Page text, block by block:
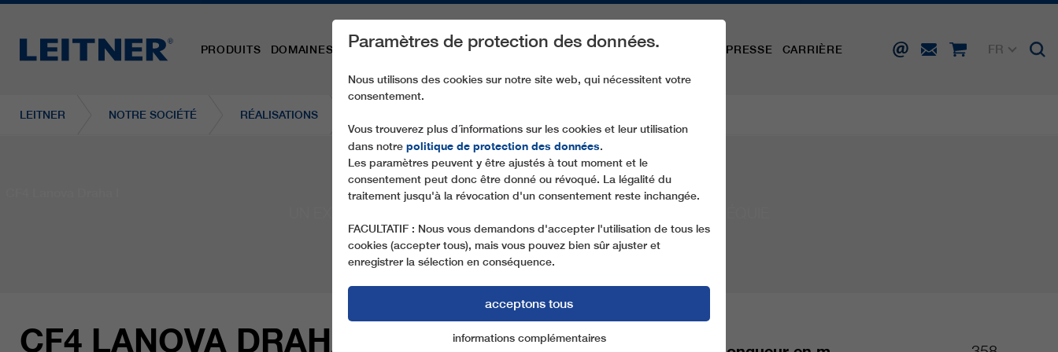
PRODUITS DOMAINES D´ACTIVITÉS PIÈCES DE RECHANGE SERVICE NOTRE SOCIÉTÉ PRESSE CARRIÈRE
FR
LEITNER NOTRE SOCIÉTÉ RÉALISATIONS
CF4 LANOVA DRAHA I
Paramètres de protection des données.
Nous utilisons des cookies sur notre site web, qui nécessitent votre
consentement.
Vous trouverez plus d´informations sur les cookies et leur utilisation
dans notre politique de protection des données.
Les paramètres peuvent y être ajustés à tout moment et le
consentement peut donc être donné ou révoqué. La légalité du
traitement jusqu'à la révocation d'un consentement reste inchangée.
FACULTATIF : Nous vous demandons d'accepter l'utilisation de tous les
cookies (accepter tous), mais vous pouvez bien sûr ajuster et
enregistrer la sélection en conséquence.
acceptons tous
cookies essentiels Marketing
informations complémentaires